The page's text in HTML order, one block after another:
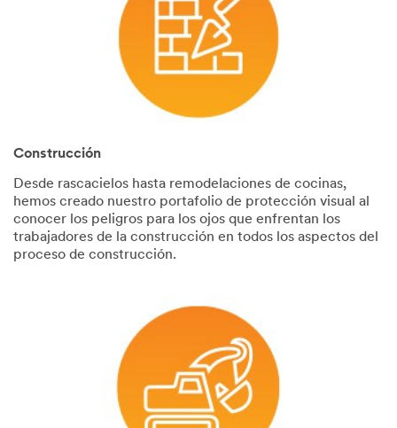
Construcción
Desde rascacielos hasta remodelaciones de cocinas,
hemos creado nuestro portafolio de protección visual al
conocer los peligros para los ojos que enfrentan los
trabajadores de la construcción en todos los aspectos del
proceso de construcción.